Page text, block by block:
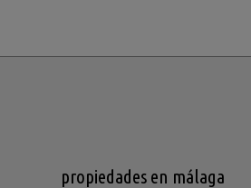
propiedades en málaga